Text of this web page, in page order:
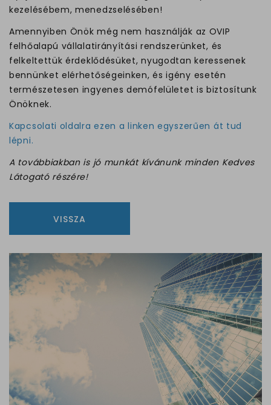
kezelésébem, menedzselésében!
Amennyiben Önök még nem használják az OVIP
felhőalapú vállalatirányítási rendszerünket, és
felkeltettük érdeklődésüket, nyugodtan keressenek
bennünket elérhetőségeinken, és igény esetén
természetesen ingyenes demófelületet is biztosítunk
Önöknek.
Kapcsolati oldalra ezen a linken egyszerűen át tud
lépni.
A továbbiakban is jó munkát kívánunk minden Kedves
Látogató részére!
VISSZA